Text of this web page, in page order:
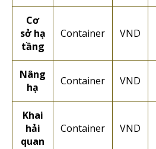
Cơ
sở hạ
tầng
Container VND
Nâng
hạ
Container VND
Khai
hải
quan
Container VND